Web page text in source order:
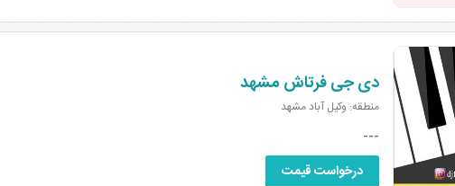
دی جی فرتاش مشهد
منطقه: وکیل آباد مشهد
---
درخواست قیمت